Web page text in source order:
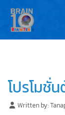
โปรโมชั่
Written by: